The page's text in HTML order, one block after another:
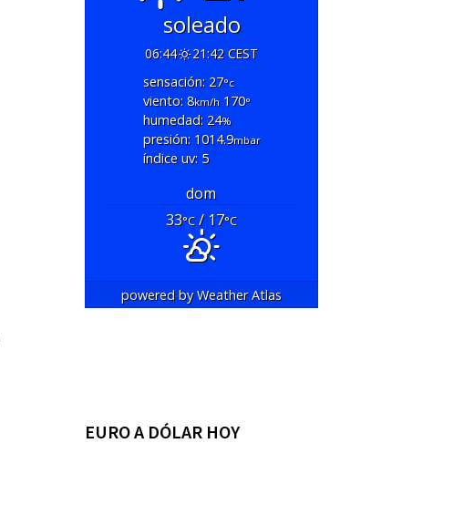
soleado
06:44
21:42 CEST
sensación: 27°c
viento: 8km/h170°
humedad: 24%
presión: 1014.9mbar
índice uv: 5
dom
33°C/ 17°C
powered byWeather Atlas
EURO A DÓLAR HOY